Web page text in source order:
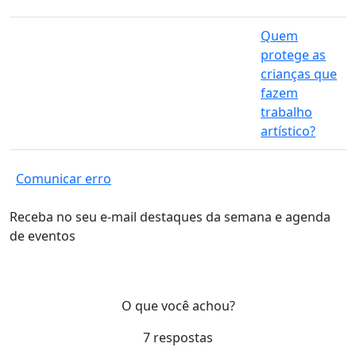
Quem
protege as
crianças que
fazem
trabalho
artístico?
Comunicar erro
Receba no seu e-mail destaques da semana e agenda
de eventos
O que você achou?
7 respostas